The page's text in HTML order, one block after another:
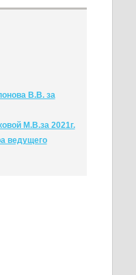
В.В. за
М.В.за 2021г.
ведущего